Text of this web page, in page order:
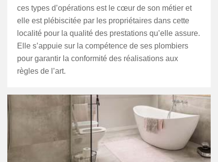
ces types d’opérations est le cœur de son métier et
elle est plébiscitée par les propriétaires dans cette
localité pour la qualité des prestations qu’elle assure.
Elle s’appuie sur la compétence de ses plombiers
pour garantir la conformité des réalisations aux
règles de l’art.